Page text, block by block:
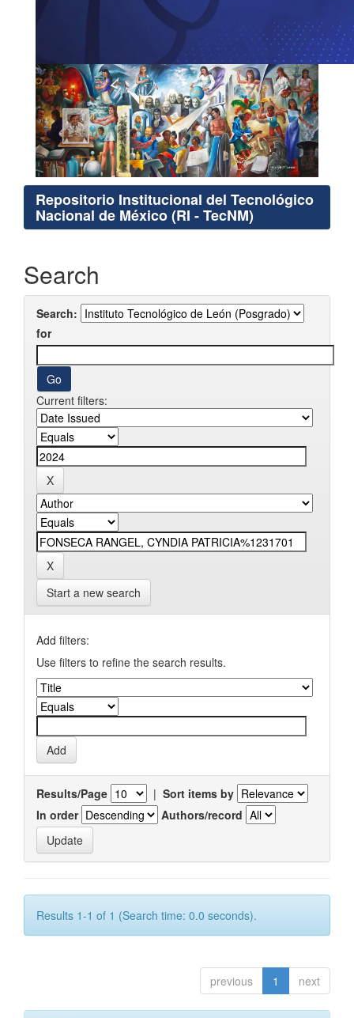
Repositorio Institucional del Tecnológico
Nacional de México (RI - TecNM)
Search
Search:
for
Current filters:
Start a new search
Add filters:
Use filters to refine the search results.
Results/Page | Sort items by
In order
Authors/record
Results 1-1 of 1 (Search time: 0.0 seconds).
previous 1 next